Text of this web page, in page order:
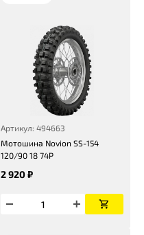
Артикул: 494663
Мотошина Novion SS-154
120/90 18 74P
2 920 ₽